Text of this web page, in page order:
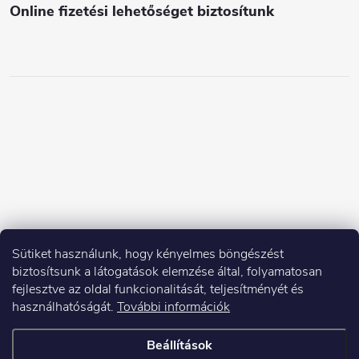
Sütiket használunk, hogy kényelmes böngészést
biztosítsunk a látogatások elemzése által, folyamatosan
fejlesztve az oldal funkcionalitását, teljesítményét és
használhatóságát. További információk
Beállítások
Online fizetési lehetőséget biztosítunk